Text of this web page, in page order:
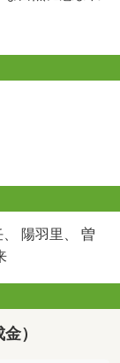
陽羽里、 曽
）